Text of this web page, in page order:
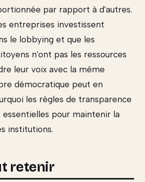
par rapport à d'autres.
entreprises investissent
le lobbying et que les
n'ont pas les ressources
leur voix avec la même
démocratique peut en
les règles de transparence
pour maintenir la
institutions.
retenir